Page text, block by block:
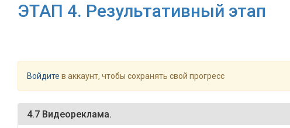
ЭТАП 4. Результативный этап
Войдите в аккаунт, чтобы сохранять свой прогресс
4.7 Видеореклама.